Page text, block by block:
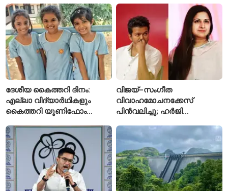
ആയങ്കിക്കെതിരെ പുതിയ
കേസ്
ദേശീയ കൈത്തറി ദിനം:
എല്ലാ വിദ്യാർഥികളും
കൈത്തറി യൂണിഫോം
സ്കൂൾ വേറിട്ട മാതൃക
വിജയ്–സംഗീത
വിവാഹമോചനക്കേസ്
പിൻവലിച്ചു; ഹർജി
അവസാനിപ്പിച്ച് കോടതി